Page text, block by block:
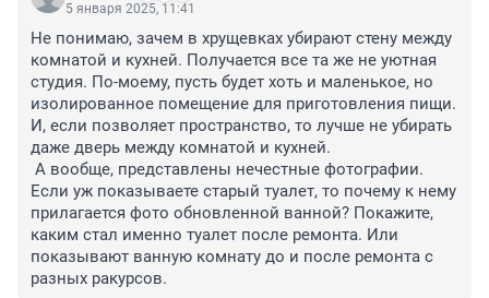
5 января 2025, 11:41
Не понимаю, зачем в хрущевках убирают стену между
комнатой и кухней. Получается все та же не уютная
студия. По-моему, пусть будет хоть и маленькое, но
изолированное помещение для приготовления пищи.
И, если позволяет пространство, то лучше не убирать
даже дверь между комнатой и кухней.
А вообще, представлены нечестные фотографии.
Если уж показываете старый туалет, то почему к нему
прилагается фото обновленной ванной? Покажите,
каким стал именно туалет после ремонта. Или
показывают ванную комнату до и после ремонта с
разных ракурсов.